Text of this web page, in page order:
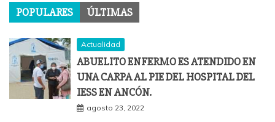
POPULARES ÚLTIMAS
Actualidad
ABUELITO ENFERMO ES ATENDIDO EN
UNA CARPA AL PIE DEL HOSPITAL DEL
IESS EN ANCÓN.
agosto 23, 2022